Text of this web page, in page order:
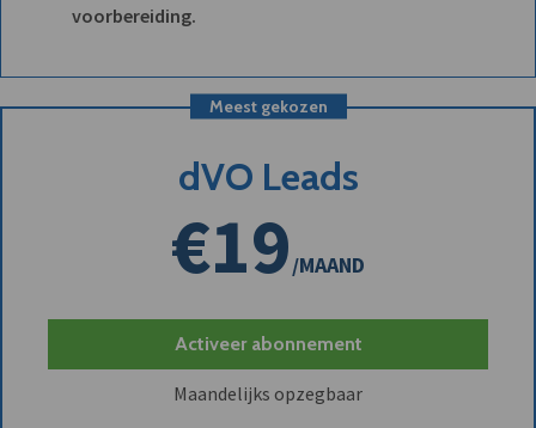
voorbereiding.
Meest gekozen
dVO Leads
€19/MAAND
Activeer abonnement
Maandelijks opzegbaar